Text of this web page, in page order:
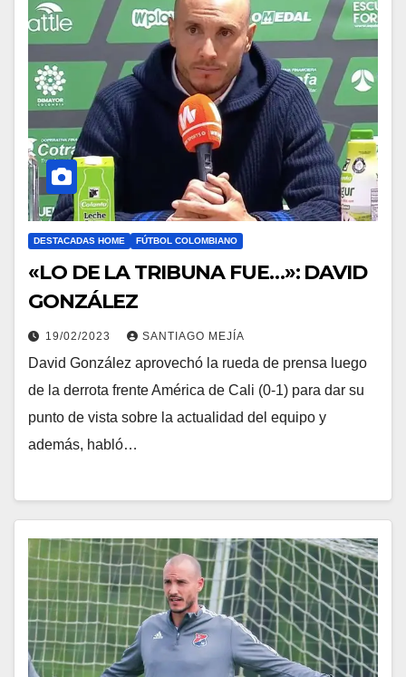
DESTACADAS HOME FÚTBOL COLOMBIANO
«LO DE LA TRIBUNA FUE…»: DAVID
GONZÁLEZ
19/02/2023 SANTIAGO MEJÍA
David González aprovechó la rueda de prensa luego
de la derrota frente América de Cali (0-1) para dar su
punto de vista sobre la actualidad del equipo y
además, habló…